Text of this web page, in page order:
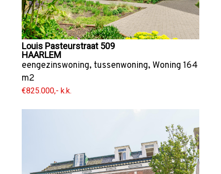
Louis Pasteurstraat 509
HAARLEM
eengezinswoning, tussenwoning, Woning 164
m2
€825.000,- k.k.